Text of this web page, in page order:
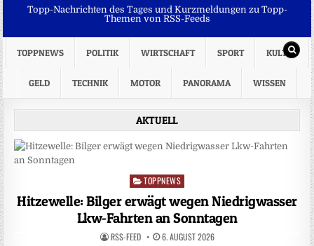
Topp-Nachrichten des Tages und Kurzmeldungen zu Topp-
Themen von RSS-Feeds
TOPPNEWS POLITIK WIRTSCHAFT SPORT KULTUR
GELD TECHNIK MOTOR PANORAMA WISSEN
AKTUELL
Posted
TOPPNEWS
Hitzewelle: Bilger erwägt wegen Niedrigwasser
Lkw-Fahrten an Sonntagen
RSS-FEED 6. AUGUST 2026